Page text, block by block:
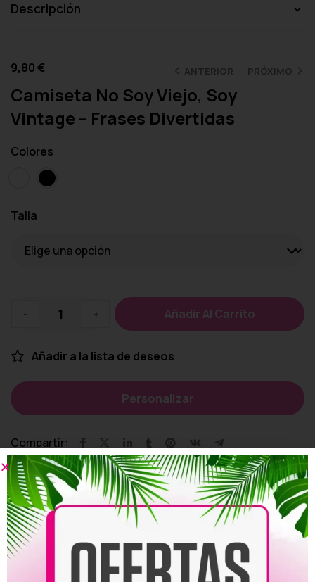
Descripción
ANTERIOR PRÓXIMO
9,80€
Camiseta No Soy Viejo, Soy
Vintage – Frases Divertidas
Colores
Talla
- + Añadir Al Carrito
Añadir a la lista de deseos
Personalizar
Compartir:
Productos relacionados